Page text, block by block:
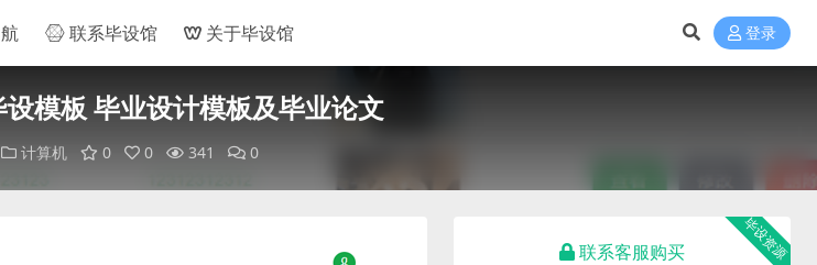
联系毕设馆 关于毕设馆 登录
模板 毕业设计模板及毕业论文
计算机 0 0 341 0
毕设资源
联系客服购买